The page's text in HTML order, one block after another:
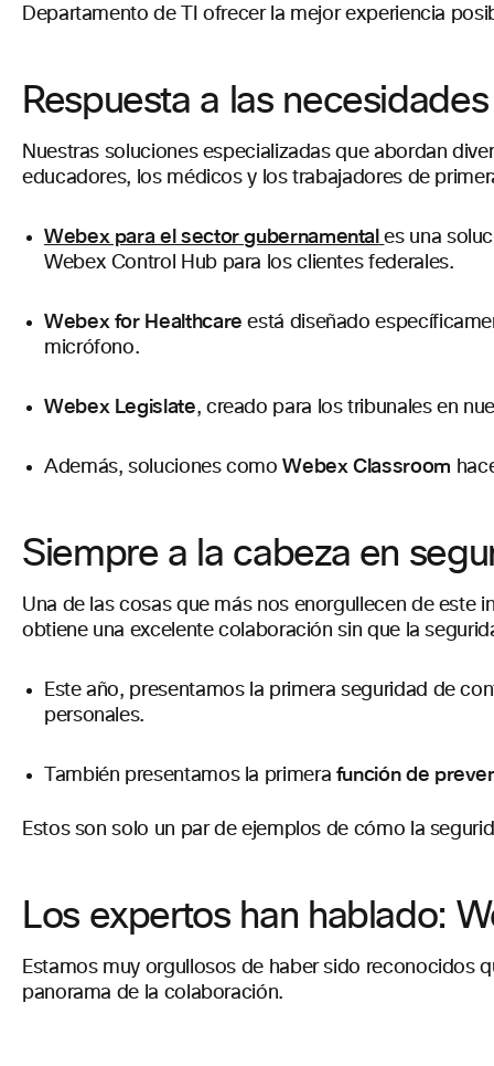
Departamento de TI ofrecer la mejor experiencia
Respuesta a las
Nuestras soluciones especializadas que abordan
educadores, los médicos y los trabajadores de
Webex para el sector gubernamental es una
Webex Control Hub para los clientes federales.
Webex for Healthcare está diseñado
micrófono.
Webex Legislate, creado para los tribunales en
Además, soluciones comoWebex Classroom
Siempre a la cabeza en
Una de las cosas que más nos enorgullecen de este
obtiene una excelente colaboración sin que la
Este año, presentamos la primera seguridad de
personales.
También presentamos la primera función de
Estos son solo un par de ejemplos de cómo la
Los expertos han hablado:
Estamos muy orgullosos de haber sido reconocidos
panorama de la colaboración.